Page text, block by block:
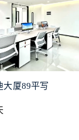
大厦89平写